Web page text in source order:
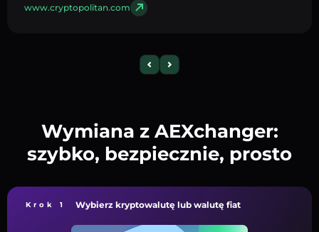
www.cryptopolitan.com
Wymiana z AEXchanger:
szybko, bezpiecznie, prosto
Krok 1 Wybierz kryptowalutę lub walutę fiat